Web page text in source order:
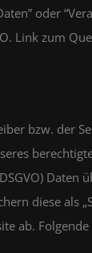
oder
Link zum
bzw. der
Daten
diese als
ab.